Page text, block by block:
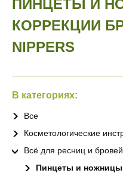
ПИНЦЕТЫ И
КОРРЕКЦИИ
NIPPERS
В категориях:
Все
Косметологические
Всё для ресниц и бровей
Пинцеты и